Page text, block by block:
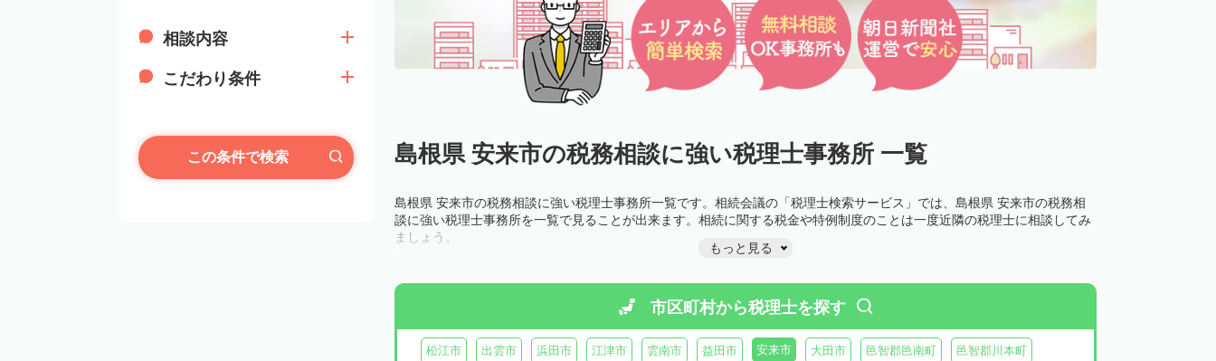
相談内容
こだわり条件
この条件で検索 島根県 安来市の税務相談に強い税理士事務所 一覧
島根県 安来市の税務相談に強い税理士事務所一覧です。相続会議の「税理士検索サービス」では、島根県 安来市の税務相
談に強い税理士事務所を一覧で見ることが出来ます。相続に関する税金や特例制度のことは一度近隣の税理士に相談してみ
ましょう。
もっと見る
市区町村から税理士を探す
松江市 出雲市 浜田市 江津市 雲南市 益田市 安来市 大田市 邑智郡邑南町 邑智郡川本町